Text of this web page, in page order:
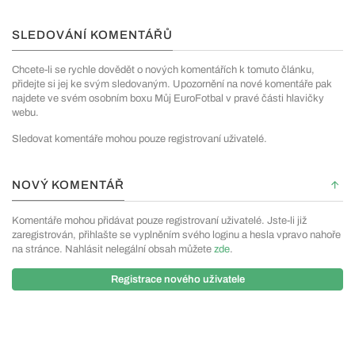
SLEDOVÁNÍ KOMENTÁŘŮ
Chcete-li se rychle dovědět o nových komentářích k tomuto článku,
přidejte si jej ke svým sledovaným. Upozornění na nové komentáře pak
najdete ve svém osobním boxu Můj EuroFotbal v pravé části hlavičky
webu.
Sledovat komentáře mohou pouze registrovaní uživatelé.
NOVÝ KOMENTÁŘ
Komentáře mohou přidávat pouze registrovaní uživatelé. Jste-li již
zaregistrován, přihlašte se vyplněním svého loginu a hesla vpravo nahoře
na stránce. Nahlásit nelegální obsah můžete zde.
Registrace nového uživatele